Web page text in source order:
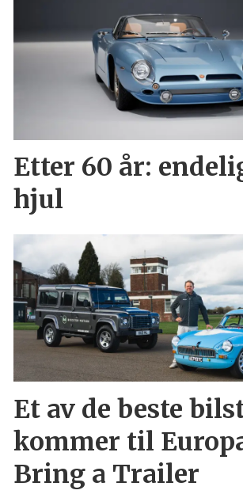
Etter 60 år:
hjul
Et av de beste
kommer til
Bring a Trailer